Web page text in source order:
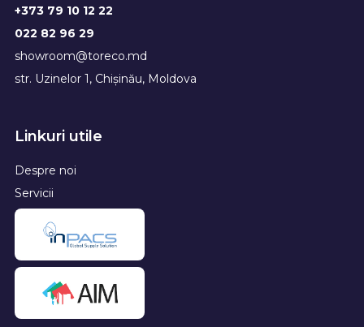
+373 79 10 12 22
022 82 96 29
showroom@toreco.md
str. Uzinelor 1, Chișinău, Moldova
Linkuri utile
Despre noi
Servicii